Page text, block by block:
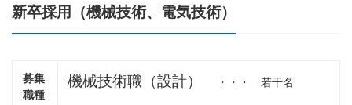
新卒採用（機械技術、電気技術）
募集
職種
機械技術職（設計） ・・・ 若干名